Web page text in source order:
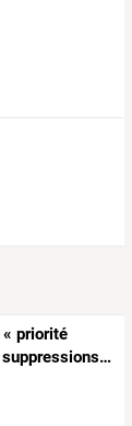
« priorité
suppressions…